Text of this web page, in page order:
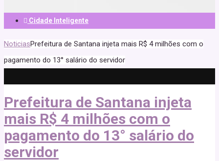
Cidade Inteligente
NoticiasPrefeitura de Santana injeta mais R$ 4 milhões com o
pagamento do 13° salário do servidor
Prefeitura de Santana injeta
mais R$ 4 milhões com o
pagamento do 13° salário do
servidor